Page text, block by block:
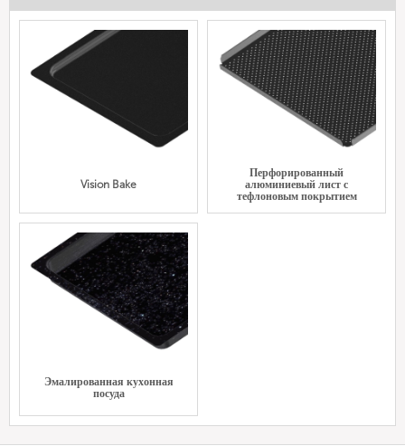
Vision Bake
Перфорированный
алюминиевый лист с
тефлоновым покрытием
Эмалированная кухонная
посуда